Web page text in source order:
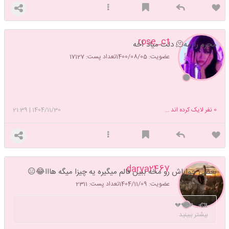
rose_ct
عضویت: 1400/08/05 تعداد پست: 17127
محرم رازمه🫠 دلت میاد آخه
1404/11/30
|
21:39 0 نفر لایک کرده اند ...
darya2467
عضویت: 1404/11/09 تعداد پست: 2311
بعضی جواباش رو مخه ببین فالم میگیره یه چیزا میگه هااا😂😑
💔💔💔
بیشتر ببینید